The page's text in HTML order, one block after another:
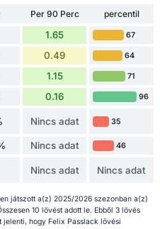
Per 90 Perc
percentil
1.65 67
0.49 64
1.15 71
0.16 96
Nincs adat 35
Nincs adat 46
Nincs adat Nincs adat
játszott a(z) 2025/2026 szezonban a(z)
10 lövést adott le. Ebből 3 lövés
jelenti, hogy Felix Passlack lövési